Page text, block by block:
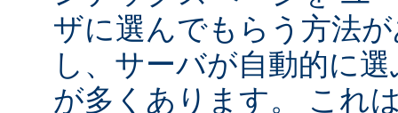
ザに選んでもらう方法
し、サーバが自動的に
が多くあります。 これ